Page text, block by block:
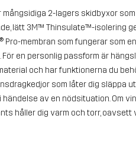
2-lagers skidbyxor
lätt 3M™ Thinsulate™-isolering
Pro-membran som fungerar som
en personlig passform är
och har funktionerna du
som låter dig släppa
av en nödsituation. Om
håller dig varm och torr, oavsett